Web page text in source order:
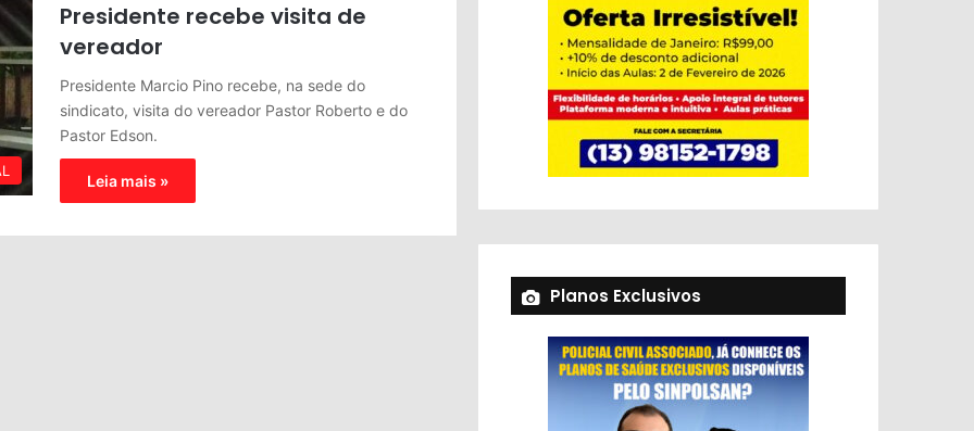
Presidente recebe visita de
vereador
Presidente Marcio Pino recebe, na sede do
sindicato, visita do vereador Pastor Roberto e do
Pastor Edson.
Leia mais »
Planos Exclusivos